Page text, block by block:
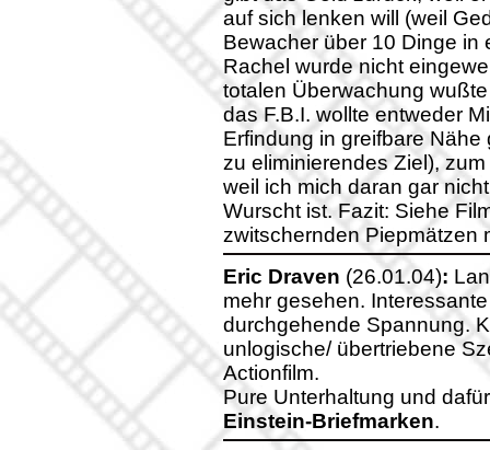
auf sich lenken will (weil
Bewacher über 10 Dinge
Rachel wurde nicht
totalen Überwachung
das F.B.I. wollte entweder
Erfindung in greifbare
zu eliminierendes Ziel),
weil ich mich daran gar
Wurscht ist. Fazit: Siehe
zwitschernden Piepmätzen
Eric Draven (26.01.04):
mehr gesehen.
durchgehende Spannung.
unlogische/ übertriebene
Actionfilm.
Pure Unterhaltung und
Einstein-Briefmarken.